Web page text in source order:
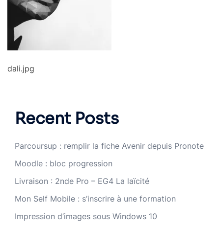
dali.jpg
Recent Posts
Parcoursup : remplir la fiche Avenir depuis Pronote
Moodle : bloc progression
Livraison : 2nde Pro – EG4 La laïcité
Mon Self Mobile : s’inscrire à une formation
Impression d’images sous Windows 10